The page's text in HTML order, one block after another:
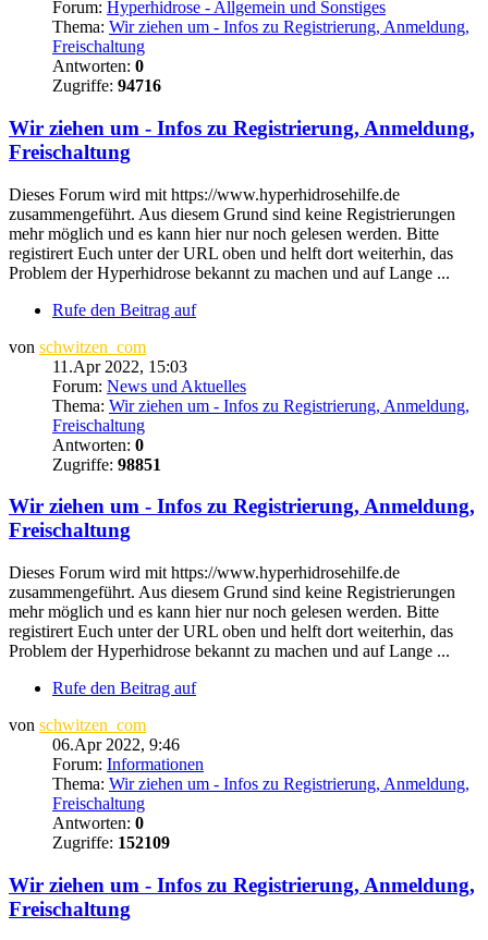
Forum: Hyperhidrose - Allgemein und Sonstiges
Thema: Wir ziehen um - Infos zu Registrierung, Anmeldung,
Freischaltung
Antworten: 0
Zugriffe: 94716
Wir ziehen um - Infos zu Registrierung, Anmeldung,
Freischaltung
Dieses Forum wird mit https://www.hyperhidrosehilfe.de
zusammengeführt. Aus diesem Grund sind keine Registrierungen
mehr möglich und es kann hier nur noch gelesen werden. Bitte
registirert Euch unter der URL oben und helft dort weiterhin, das
Problem der Hyperhidrose bekannt zu machen und auf Lange ...
Rufe den Beitrag auf
von schwitzen_com
11.Apr 2022, 15:03
Forum: News und Aktuelles
Thema: Wir ziehen um - Infos zu Registrierung, Anmeldung,
Freischaltung
Antworten: 0
Zugriffe: 98851
Wir ziehen um - Infos zu Registrierung, Anmeldung,
Freischaltung
Dieses Forum wird mit https://www.hyperhidrosehilfe.de
zusammengeführt. Aus diesem Grund sind keine Registrierungen
mehr möglich und es kann hier nur noch gelesen werden. Bitte
registirert Euch unter der URL oben und helft dort weiterhin, das
Problem der Hyperhidrose bekannt zu machen und auf Lange ...
Rufe den Beitrag auf
von schwitzen_com
06.Apr 2022, 9:46
Forum: Informationen
Thema: Wir ziehen um - Infos zu Registrierung, Anmeldung,
Freischaltung
Antworten: 0
Zugriffe: 152109
Wir ziehen um - Infos zu Registrierung, Anmeldung,
Freischaltung